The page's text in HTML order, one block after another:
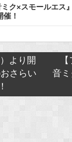
ク×スモールエス
！
）より開
さらい
音ミ